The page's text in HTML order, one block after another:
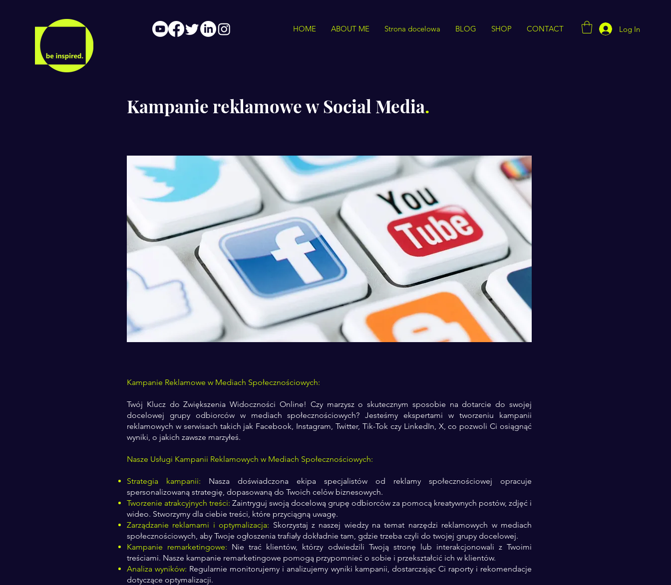
HOME ABOUT ME Strona docelowa BLOG SHOP CONTACT Log In
Kampanie reklamowe w Social Media.
Kampanie Reklamowe w Mediach Społecznościowych:
Twój Klucz do Zwiększenia Widoczności Online! Czy marzysz o skutecznym sposobie na dotarcie do swojej
docelowej grupy odbiorców w mediach społecznościowych? Jesteśmy ekspertami w tworzeniu kampanii
reklamowych w serwisach takich jak Facebook, Instagram, Twitter, Tik-Tok czy LinkedIn, X, co pozwoli Ci osiągnąć
wyniki, o jakich zawsze marzyłeś.
Nasze Usługi Kampanii Reklamowych w Mediach Społecznościowych:
Strategia kampanii: Nasza doświadczona ekipa specjalistów od reklamy społecznościowej opracuje
spersonalizowaną strategię, dopasowaną do Twoich celów biznesowych.
Tworzenie atrakcyjnych treści: Zaintryguj swoją docelową grupę odbiorców za pomocą kreatywnych postów, zdjęć i
wideo. Stworzymy dla ciebie treści, które przyciągną uwagę.
Zarządzanie reklamami i optymalizacja: Skorzystaj z naszej wiedzy na temat narzędzi reklamowych w mediach
społecznościowych, aby Twoje ogłoszenia trafiały dokładnie tam, gdzie trzeba czyli do twojej grupy docelowej.
Kampanie remarketingowe: Nie trać klientów, którzy odwiedzili Twoją stronę lub interakcjonowali z Twoimi
treściami. Nasze kampanie remarketingowe pomogą przypomnieć o sobie i przekształcić ich w klientów.
Analiza wyników: Regularnie monitorujemy i analizujemy wyniki kampanii, dostarczając Ci raporty i rekomendacje
dotyczące optymalizacji.